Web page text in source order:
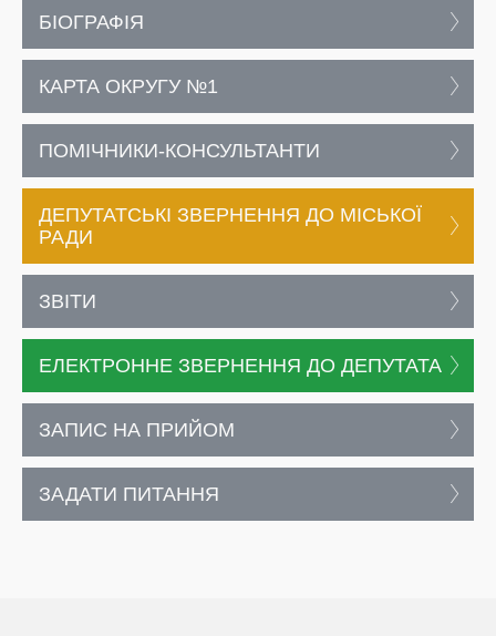
БІОГРАФІЯ
КАРТА ОКРУГУ №1
ПОМІЧНИКИ-КОНСУЛЬТАНТИ
ДЕПУТАТСЬКІ ЗВЕРНЕННЯ ДО МІСЬКОЇ
РАДИ
ЗВІТИ
ЕЛЕКТРОННЕ ЗВЕРНЕННЯ ДО ДЕПУТАТА
ЗАПИС НА ПРИЙОМ
ЗАДАТИ ПИТАННЯ